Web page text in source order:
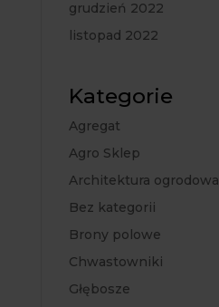
grudzień 2022
listopad 2022
Kategorie
Agregat
Agro Sklep
Architektura ogrodowa
Bez kategorii
Brony polowe
Chwastowniki
Głębosze